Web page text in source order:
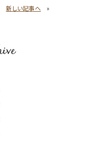
新しい記事へ »